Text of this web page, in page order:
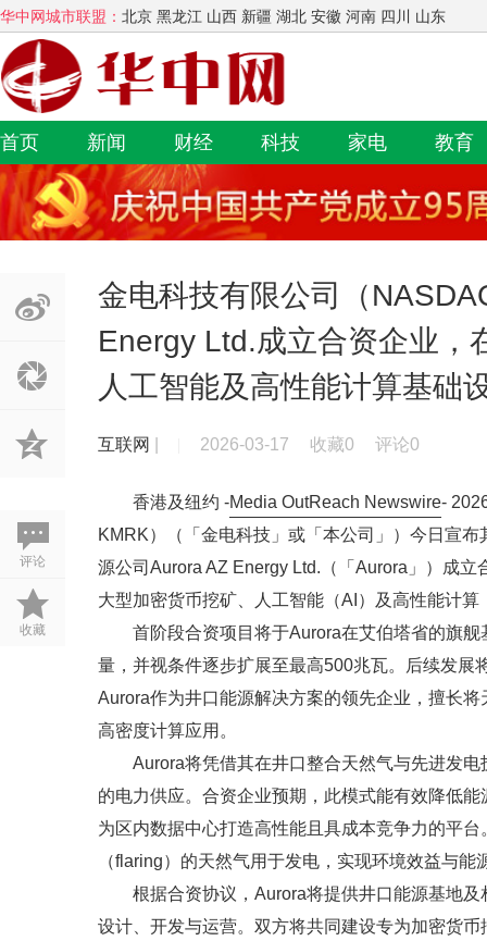
华中网城市联盟： 北京 黑龙江 山西 新疆 湖北 安徽 河南 四川 山东
首页 新闻 财经 科技 家电 教育
评论
收藏
金电科技有限公司（
Energy Ltd.成立合资企业，
人工智能及高性能计算基础
互联网 2026-03-17 收藏0 评论0
香港及纽约 -Media OutReach Newswire-
KMRK）（「金电科技」或「本公司」）今日宣
源公司Aurora AZ Energy Ltd.（「Aurora」）成
大型加密货币挖矿、人工智能（AI）及高性能计
首阶段合资项目将于Aurora在艾伯塔省的旗
量，并视条件逐步扩展至最高500兆瓦。后续发展
Aurora作为井口能源解决方案的领先企业，擅长
高密度计算应用。
Aurora将凭借其在井口整合天然气与先进发
的电力供应。合资企业预期，此模式能有效降低
为区内数据中心打造高性能且具成本竞争力的平
（flaring）的天然气用于发电，实现环境效益与能
根据合资协议，Aurora将提供井口能源基地
设计、开发与运营。双方将共同建设专为加密货